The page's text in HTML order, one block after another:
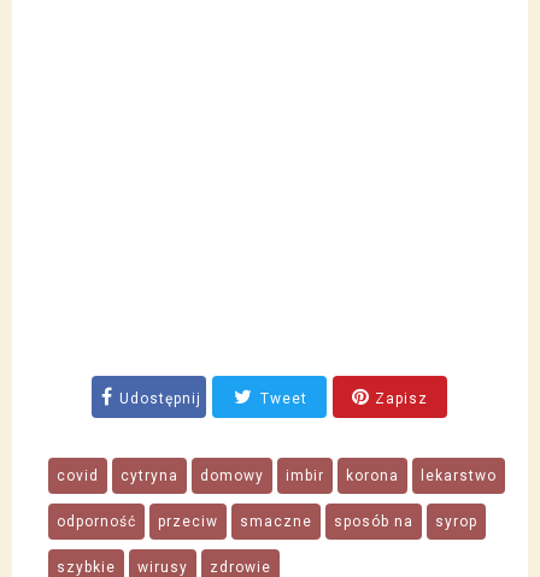
Udostępnij Tweet Zapisz
covid cytryna domowy imbir korona lekarstwo
odporność przeciw smaczne sposób na syrop
szybkie wirusy zdrowie